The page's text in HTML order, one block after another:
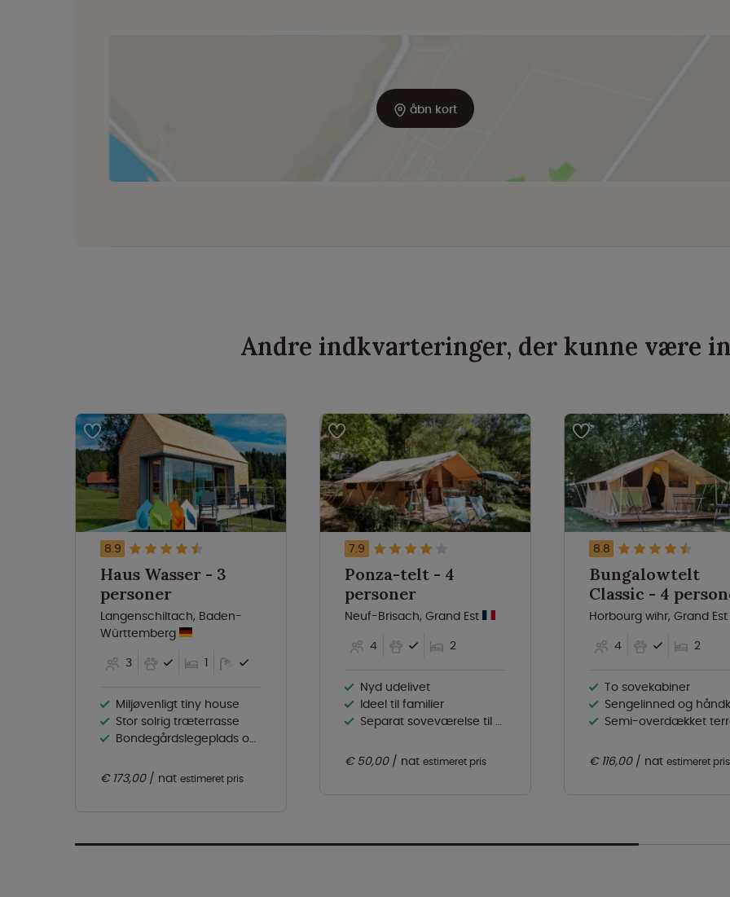
åbn kort
Andre indkvarteringer, der kunne være
8.9
Haus Wasser - 3
personer
Langenschiltach, Baden-
Württemberg
3
1
Miljøvenligt tiny house
Stor solrig træterrasse
Bondegårdslegeplads og dyr
€ 173,00 nat estimeret pris
7.9
Ponza-telt - 4
personer
Neuf-Brisach, Grand Est
4
2
Nyd udelivet
Ideel til familier
Separat soveværelse til børnene
€ 50,00 nat estimeret pris
8.8
Bungalowtelt
Classic - 4
Horbourg wihr, Grand Est
4
2
To sovekabiner
Sengelinned og håndklæder til
Semi-overdækket
€ 116,00 nat estimeret pris